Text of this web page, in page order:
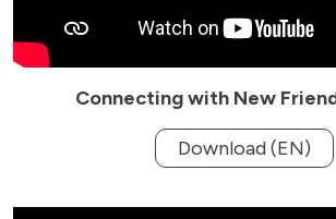
Connecting with New
Download (EN)